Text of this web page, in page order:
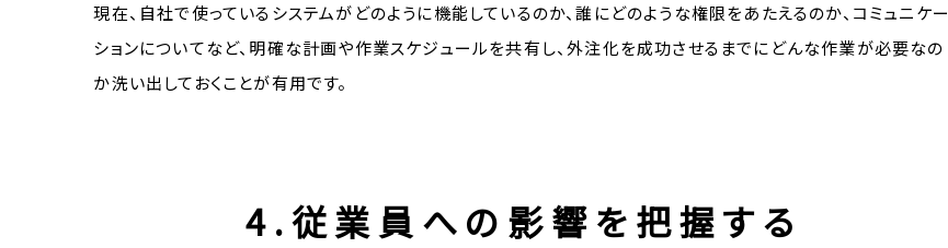
現在、自社で使っているシステムがどのように機能しているのか、誰にどのような権限をあたえるのか、コミュニケー
ションについてなど、明確な計画や作業スケジュールを共有し、外注化を成功させるまでにどんな作業が必要なの
か洗い出しておくことが有用です。
4.従業員への影響を把握する